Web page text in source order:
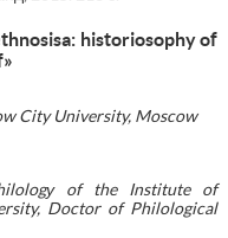
historiosophy of
City University, Moscow
уof the Institute of
Doctor of Philological